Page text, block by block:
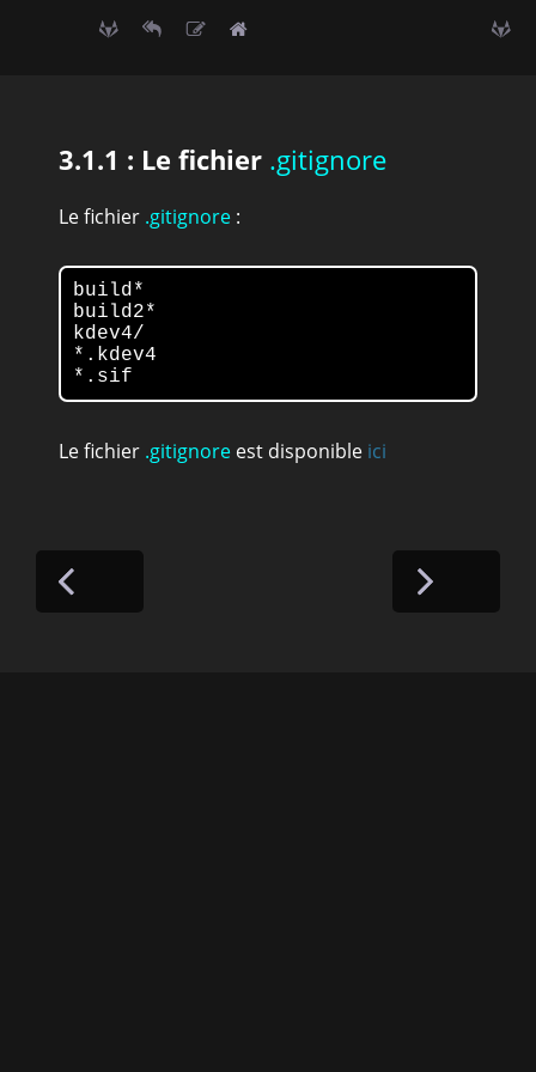
3.1.1 : Le fichier .gitignore
Le fichier .gitignore :
build*
build2*
kdev4/
*.kdev4
*.sif
Le fichier .gitignore est disponible ici